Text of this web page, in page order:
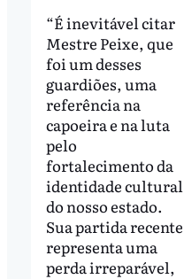
“É inevitável citar
Mestre Peixe, que
foi um desses
guardiões, uma
referência na
capoeira e na luta
pelo
fortalecimento da
identidade cultural
do nosso estado.
Sua partida recente
representa uma
perda irreparável,